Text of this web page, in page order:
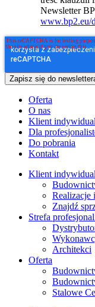
Newsletter
www.bp2.eu/
Oferta
O nas
Klient
Dla
Do pobrania
Kontakt
Klient
Realizacje
Znajdź
Strefa
Architekci
Oferta
Stalowe